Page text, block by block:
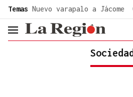
Temas Nuevo varapalo a Jácome
header.menu.open
Sociedad